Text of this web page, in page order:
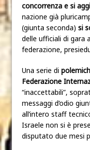
concorrenza e si
nazione già
(giunta seconda) si
delle ufficiali di gara
federazione,
Una serie di
Federazione
“inaccettabili”,
messaggi d’odio
all’intero staff
Israele non si è
disputato due mesi